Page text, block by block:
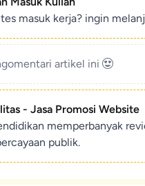
masuk kerja? ingin
artikel ini
- Jasa Promosi Website
memperbanyak
publik.